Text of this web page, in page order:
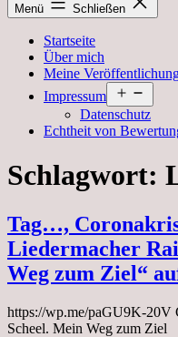
Menü Schließen
Startseite
Über mich
Meine
Impressum
öffnen
Datenschutz
Echtheit von
Schlagwort:
Tag…,
Liedermacher
Weg zum Ziel“
https://wp.me/paGU9K-20V
Scheel. Mein Weg zum Ziel